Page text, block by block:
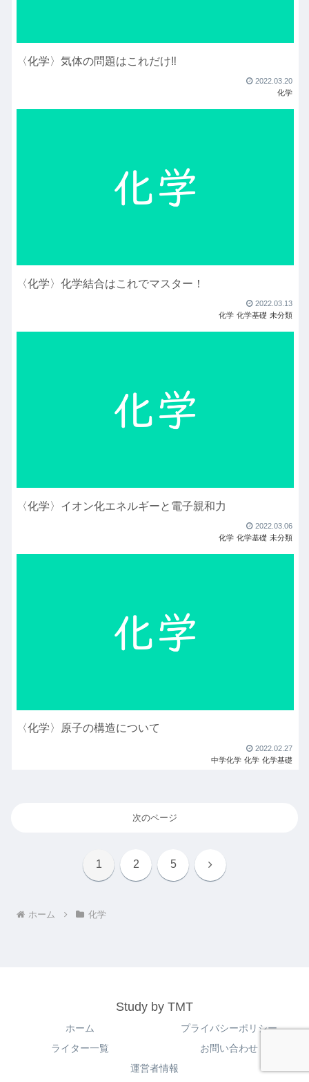
〈化学〉気体の問題はこれだけ‼︎
2022.03.20
化学
〈化学〉化学結合はこれでマスター！
2022.03.13
化学 化学基礎 未分類
〈化学〉イオン化エネルギーと電子親和力
2022.03.06
化学 化学基礎 未分類
〈化学〉原子の構造について
2022.02.27
中学化学 化学 化学基礎
次のページ
1 2 5 次
ホーム 化学
Study by TMT
ホーム
プライバシーポリシー
ライター一覧
お問い合わせ
運営者情報